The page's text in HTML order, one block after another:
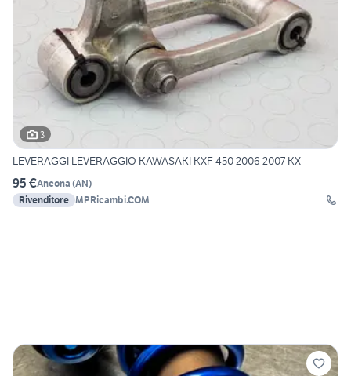
3
LEVERAGGI LEVERAGGIO KAWASAKI KXF 450 2006 2007 KX
95 €Ancona (AN)
Rivenditore MPRicambi.COM